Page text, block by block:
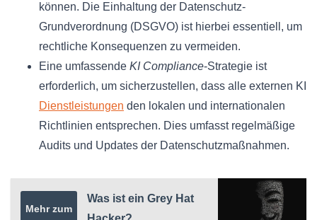
können. Die Einhaltung der Datenschutz-
Grundverordnung (DSGVO) ist hierbei essentiell, um
rechtliche Konsequenzen zu vermeiden.
Eine umfassende KI Compliance-Strategie ist
erforderlich, um sicherzustellen, dass alle externen KI
Dienstleistungen den lokalen und internationalen
Richtlinien entsprechen. Dies umfasst regelmäßige
Audits und Updates der Datenschutzmaßnahmen.
Mehr zum
Was ist ein Grey Hat